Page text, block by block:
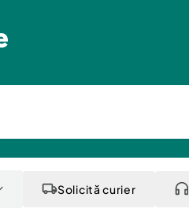
Solicită curier